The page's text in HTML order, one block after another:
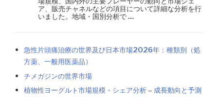
ア、販売チャネルなどの項目について詳細な分析を行
いました。地域・国別分析で …
急性片頭痛治療の世界及び日本市場2026年：種類別（処
方薬、一般用医薬品）
チメガジンの世界市場
植物性ヨーグルト市場規模・シェア分析 – 成長動向と予測